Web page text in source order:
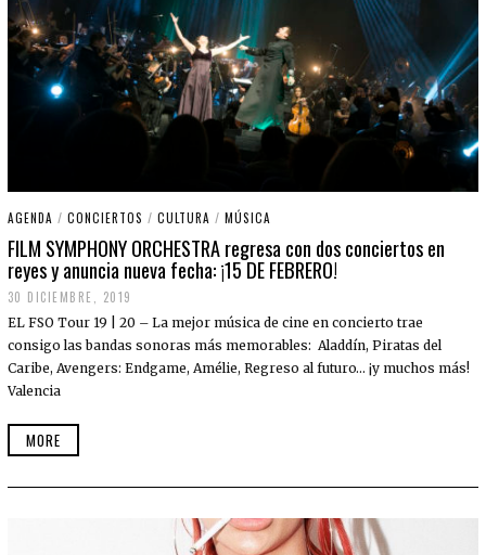
AGENDA / CONCIERTOS / CULTURA / MÚSICA
FILM SYMPHONY ORCHESTRA regresa con dos conciertos en
reyes y anuncia nueva fecha: ¡15 DE FEBRERO!
30 DICIEMBRE, 2019
EL FSO Tour 19 | 20 – La mejor música de cine en concierto trae
consigo las bandas sonoras más memorables: Aladdín, Piratas del
Caribe, Avengers: Endgame, Amélie, Regreso al futuro… ¡y muchos más!
Valencia
MORE